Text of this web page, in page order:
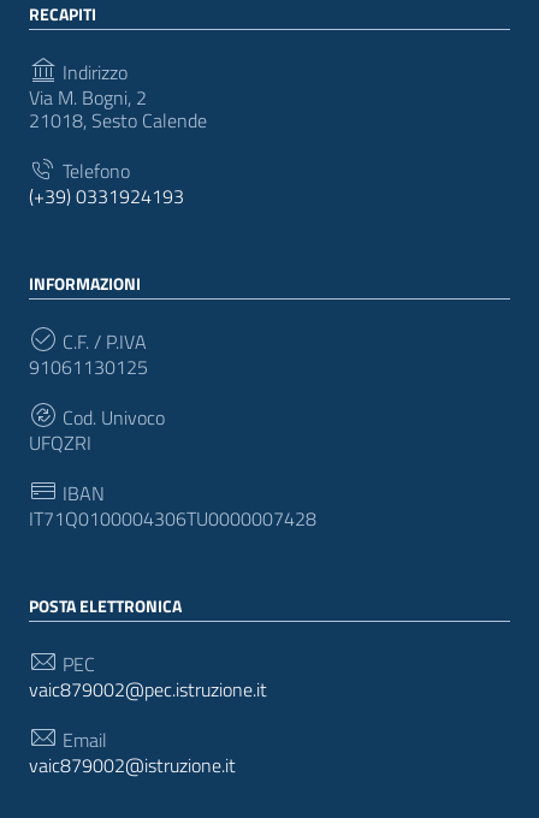
RECAPITI
Indirizzo
Via M. Bogni, 2
21018, Sesto Calende
Telefono
(+39) 0331924193
INFORMAZIONI
C.F. / P.IVA
91061130125
Cod. Univoco
UFQZRI
IBAN
IT71Q0100004306TU0000007428
POSTA ELETTRONICA
PEC
vaic879002@pec.istruzione.it
Email
vaic879002@istruzione.it